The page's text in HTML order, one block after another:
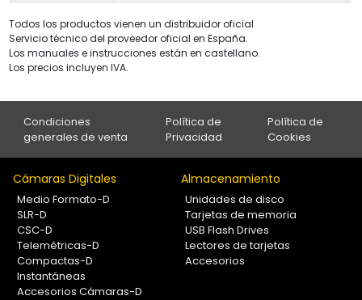
Todos los productos vienen un distribuidor oficial
Servicio técnico del proveedor oficial en España.
Los manuales e instrucciones están en castellano.
Los precios incluyen IVA.
Condiciones
generales de venta
Política de
Privacidad
Política de
Cookies
Cámaras Digitales
Medio Formato-D
SLR-D
CSC-D
Telemétricas-D
Compactas-D
Instantáneas
Accesorios Cámaras-D
Almacenamiento
Unidades de disco
Tarjetas de memoria
USB Flash Drives
Lectores de tarjetas
Accesorios